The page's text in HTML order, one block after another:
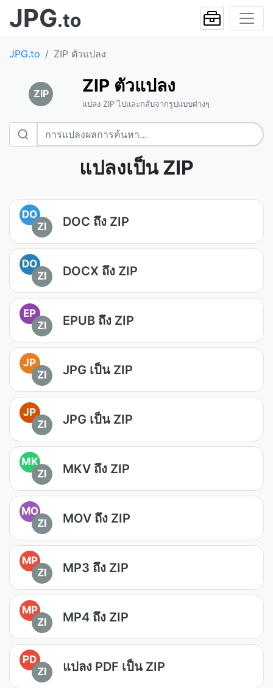
JPG.to
JPG.to ZIP ตัวแปลง
ZIP ZIP ตัวแปลง
แปลง ZIP ไปและกลับจากรูปแบบต่างๆ
แปลงเป็น ZIP
DO
ZI
DOC ถึง ZIP
DO
ZI
DOCX ถึง ZIP
EP
ZI
EPUB ถึง ZIP
JP
ZI
JPG เป็น ZIP
JP
ZI
JPG เป็น ZIP
MK
ZI
MKV ถึง ZIP
MO
ZI
MOV ถึง ZIP
MP
ZI
MP3 ถึง ZIP
MP
ZI
MP4 ถึง ZIP
PD
ZI
แปลง PDF เป็น ZIP